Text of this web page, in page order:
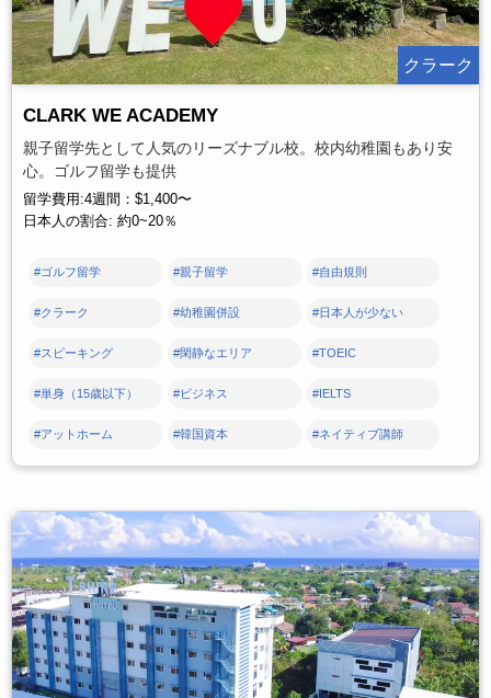
クラーク
CLARK WE ACADEMY
親子留学先として人気のリーズナブル校。校内幼稚園もあり安
心。ゴルフ留学も提供
留学費用:4週間：$1,400〜
日本人の割合: 約0~20％
#ゴルフ留学 #親子留学 #自由規則
#クラーク #幼稚園併設 #日本人が少ない
#スピーキング #閑静なエリア #TOEIC
#単身（15歳以下） #ビジネス #IELTS
#アットホーム #韓国資本 #ネイティブ講師